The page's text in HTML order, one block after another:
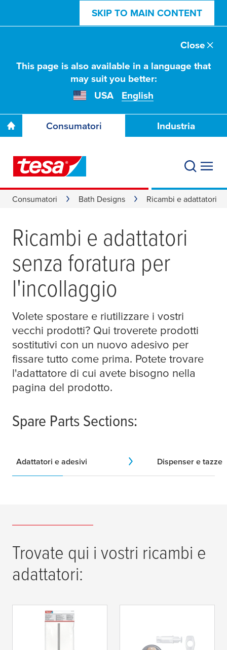
SKIP TO MAIN CONTENT
This page is also available in a language that
may suit you better:
USA
English
Close
Consumatori Industria
Consumatori Bath Designs Ricambi e adattatori
Ricambi e adattatori
senza foratura per
l'incollaggio
Volete spostare e riutilizzare i vostri
vecchi prodotti? Qui troverete prodotti
sostitutivi con un nuovo adesivo per
fissare tutto come prima. Potete trovare
l'adattatore di cui avete bisogno nella
pagina del prodotto.
Spare Parts Sections:
Adattatori e adesivi Dispenser e tazze
Trovate qui i vostri ricambi e
adattatori:
fissaggio di